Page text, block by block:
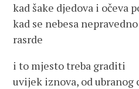
kad šake djedova i očeva
kad se nebesa nepravedno
rasrde
i to mjesto treba graditi
uvijek iznova, od ubranog